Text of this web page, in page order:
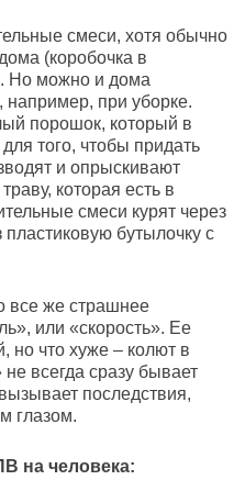
смеси, хотя обычно
(коробочка в
Но можно и дома
например, при уборке.
порошок, который в
того, чтобы придать
и опрыскивают
которая есть в
смеси курят через
пластиковую бутылочку с
все же страшнее
или «скорость». Ее
но что хуже – колют в
всегда сразу бывает
последствия,
глазом.
на человека: